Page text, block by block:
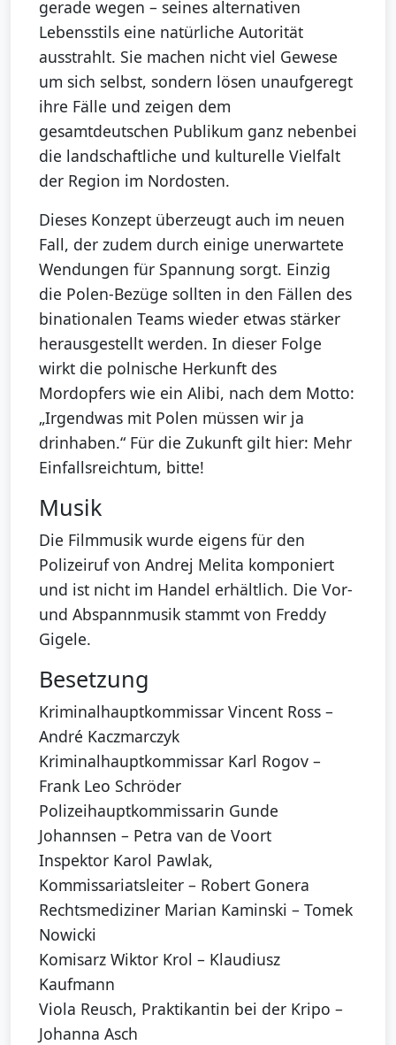
gerade wegen – seines alternativen
Lebensstils eine natürliche Autorität
ausstrahlt. Sie machen nicht viel Gewese
um sich selbst, sondern lösen unaufgeregt
ihre Fälle und zeigen dem
gesamtdeutschen Publikum ganz nebenbei
die landschaftliche und kulturelle Vielfalt
der Region im Nordosten.
Dieses Konzept überzeugt auch im neuen
Fall, der zudem durch einige unerwartete
Wendungen für Spannung sorgt. Einzig
die Polen-Bezüge sollten in den Fällen des
binationalen Teams wieder etwas stärker
herausgestellt werden. In dieser Folge
wirkt die polnische Herkunft des
Mordopfers wie ein Alibi, nach dem Motto:
„Irgendwas mit Polen müssen wir ja
drinhaben.“ Für die Zukunft gilt hier: Mehr
Einfallsreichtum, bitte!
Musik
Die Filmmusik wurde eigens für den
Polizeiruf von Andrej Melita komponiert
und ist nicht im Handel erhältlich. Die Vor-
und Abspannmusik stammt von Freddy
Gigele.
Besetzung
Kriminalhauptkommissar Vincent Ross –
André Kaczmarczyk
Kriminalhauptkommissar Karl Rogov –
Frank Leo Schröder
Polizeihauptkommissarin Gunde
Johannsen – Petra van de Voort
Inspektor Karol Pawlak,
Kommissariatsleiter – Robert Gonera
Rechtsmediziner Marian Kaminski – Tomek
Nowicki
Komisarz Wiktor Krol – Klaudiusz
Kaufmann
Viola Reusch, Praktikantin bei der Kripo –
Johanna Asch